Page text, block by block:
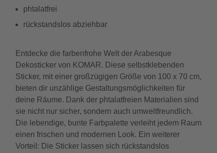
phtalatfrei
rückstandslos abziehbar
Entdecke die farbenfrohe Welt der Arabesque
Dekosticker von KOMAR. Diese selbstklebenden
Sticker, mit einer großzügigen Größe von 100 x 70 cm,
bieten dir unzählige Gestaltungsmöglichkeiten für
deine Räume. Dank der phtalatfreien Materialien sind
sie nicht nur sicher, sondern auch umweltfreundlich.
Die lebendige, bunte Farbpalette verleiht jedem Raum
einen frischen und modernen Look. Ein weiterer
Vorteil: Die Sticker lassen sich rückstandslos